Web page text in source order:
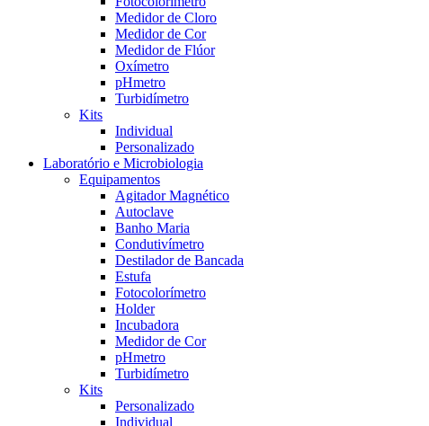
Medidor de Cloro
Medidor de Cor
Medidor de Flúor
Oxímetro
pHmetro
Turbidímetro
Kits
Individual
Personalizado
Laboratório e Microbiologia
Equipamentos
Agitador Magnético
Autoclave
Banho Maria
Condutivímetro
Destilador de Bancada
Estufa
Fotocolorímetro
Holder
Incubadora
Medidor de Cor
pHmetro
Turbidímetro
Kits
Personalizado
Individual